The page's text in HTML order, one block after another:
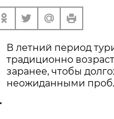
В летний период
традиционно
заранее, чтобы
неожиданными